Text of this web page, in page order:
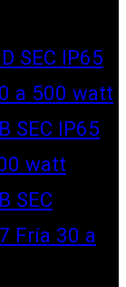
SEC IP65
a 500 watt
SEC IP65
watt
SEC
Fría 30 a